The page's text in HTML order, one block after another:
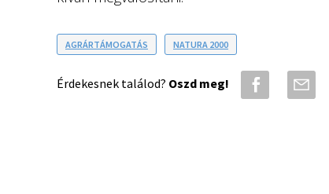
AGRÁRTÁMOGATÁS NATURA 2000
Érdekesnek találod? Oszd meg!